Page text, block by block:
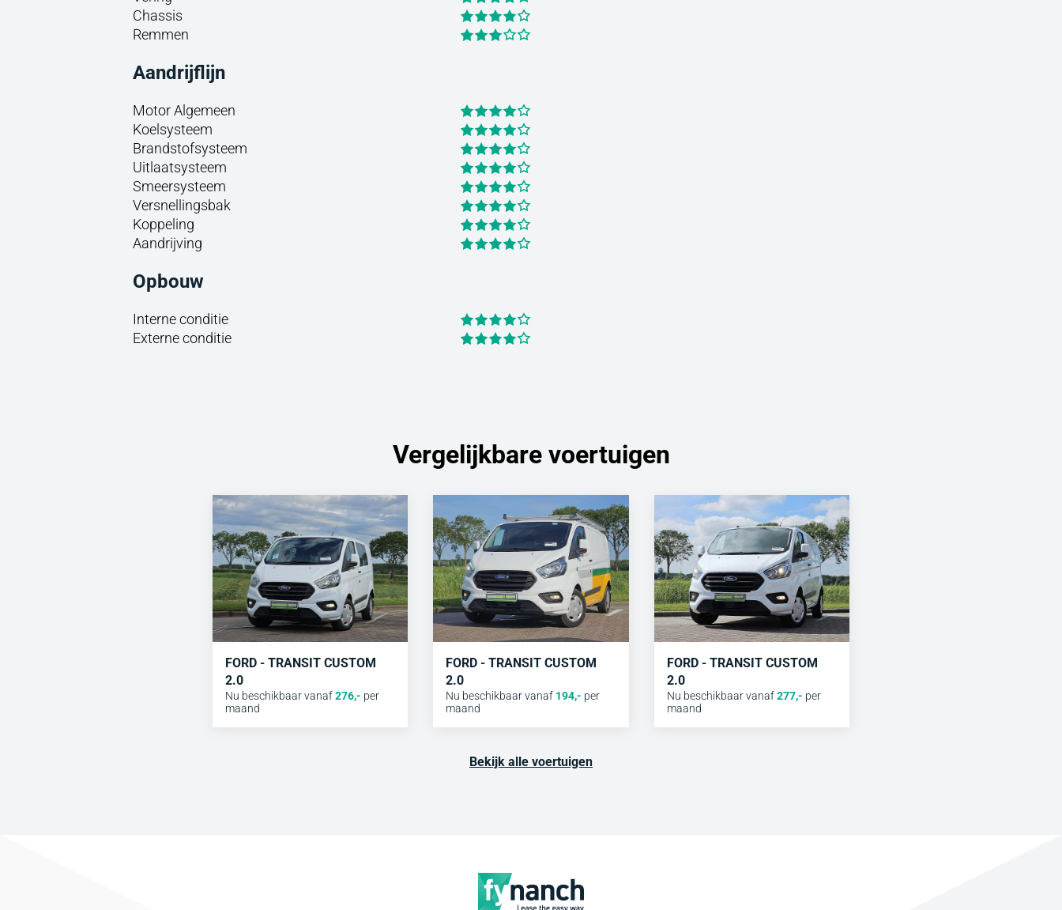
Chassis
Remmen
Aandrijflijn
Motor Algemeen
Koelsysteem
Brandstofsysteem
Uitlaatsysteem
Smeersysteem
Versnellingsbak
Koppeling
Aandrijving
Opbouw
Interne conditie
Externe conditie
Vergelijkbare voertuigen
FORD - TRANSIT CUSTOM
2.0
Nu beschikbaar vanaf 276,- per
maand
FORD - TRANSIT CUSTOM
2.0
Nu beschikbaar vanaf 194,- per
maand
FORD - TRANSIT CUSTOM
2.0
Nu beschikbaar vanaf 277,- per
maand
Bekijk alle voertuigen